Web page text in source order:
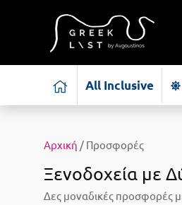
All Inclusive
Αρχική / Προσφορές
Ξενοδοχεία με
Δες μοναδικές προσφορές